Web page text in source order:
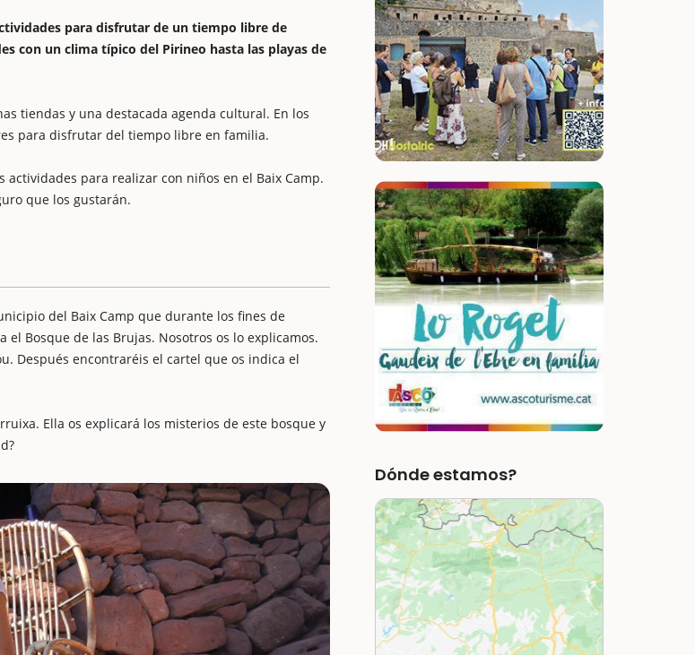
para disfrutar de un tiempo libre de
con un clima típico del Pirineo hasta las playas de
tiendas y una destacada agenda cultural. En los
para disfrutar del tiempo libre en familia.
para realizar con niños en el Baix Camp.
que los gustarán.
del Baix Camp que durante los fines de
Bosque de las Brujas. Nosotros os lo explicamos.
Después encontraréis el cartel que os indica el
Ella os explicará los misterios de este bosque y
Dónde estamos?